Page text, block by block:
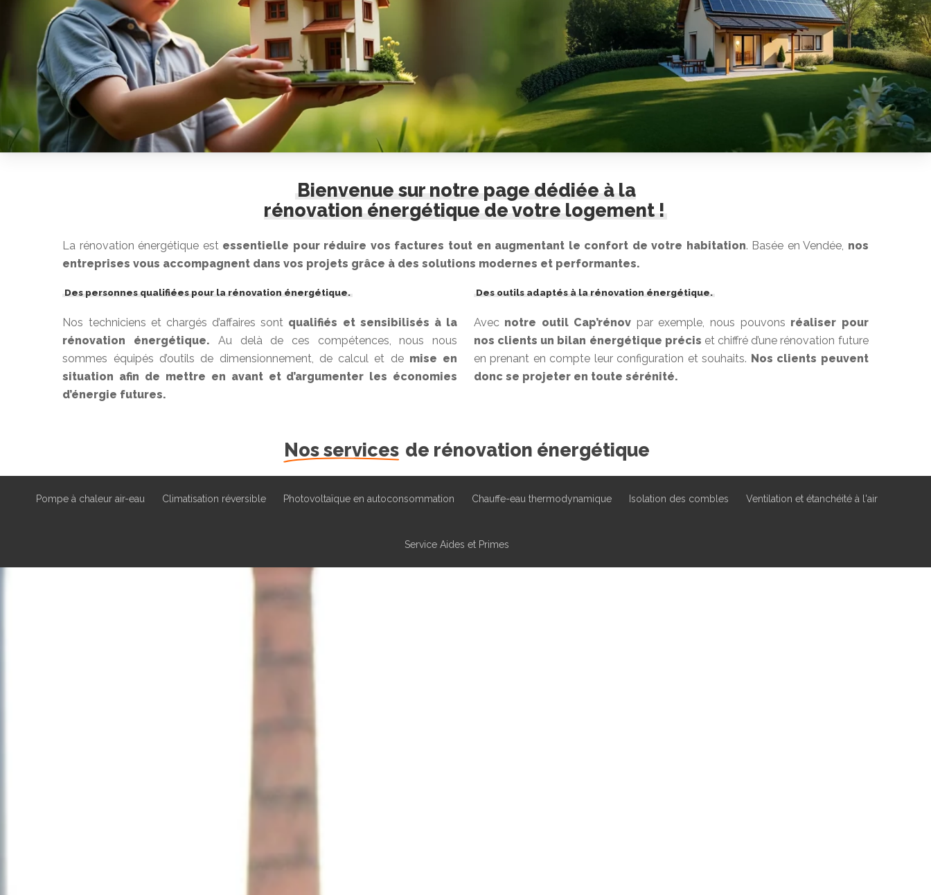
Bienvenue sur notre page dédiée à la
rénovation énergétique de votre logement !
La rénovation énergétique est essentielle pour réduire vos factures tout en augmentant le confort de votre habitation. Basée en Vendée, nos
entreprises vous accompagnent dans vos projets grâce à des solutions modernes et performantes.
Des personnes qualifiées pour la rénovation énergétique.
Nos techniciens et chargés d’affaires sont qualifiés et sensibilisés à la
rénovation énergétique. Au delà de ces compétences, nous nous
sommes équipés d’outils de dimensionnement, de calcul et de mise en
situation afin de mettre en avant et d’argumenter les économies
d’énergie futures.
Des outils adaptés à la rénovation énergétique.
Avec notre outil Cap’rénov par exemple, nous pouvons réaliser pour
nos clients un bilan énergétique précis et chiffré d’une rénovation future
en prenant en compte leur configuration et souhaits. Nos clients peuvent
donc se projeter en toute sérénité.
Nos services de rénovation énergétique
Pompe à chaleur air-eau Climatisation réversible Photovoltaïque en autoconsommation Chauffe-eau thermodynamique Isolation des combles Ventilation et étanchéité à l'air
Service Aides et Primes